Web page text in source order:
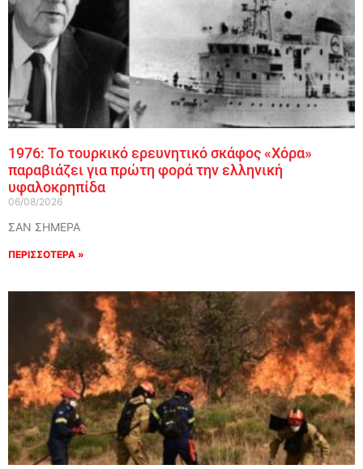
1976: Το τουρκικό ερευνητικό σκάφος «Χόρα»
παραβιάζει για πρώτη φορά την ελληνική
υφαλοκρηπίδα
06/08/2026
ΣΑΝ ΣΗΜΕΡΑ
ΠΕΡΙΣΣΟΤΕΡΑ »